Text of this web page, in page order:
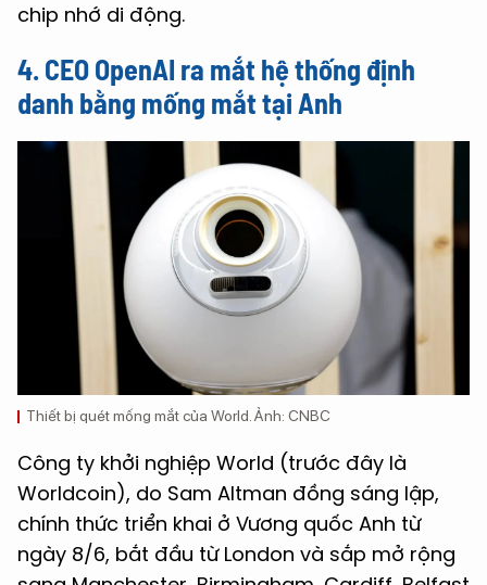
chip nhớ di động.
4. CEO OpenAI ra mắt hệ thống định
danh bằng mống mắt tại Anh
Thiết bị quét mống mắt của World. Ảnh: CNBC
Công ty khởi nghiệp World (trước đây là
Worldcoin), do Sam Altman đồng sáng lập,
chính thức triển khai ở Vương quốc Anh từ
ngày 8/6, bắt đầu từ London và sắp mở rộng